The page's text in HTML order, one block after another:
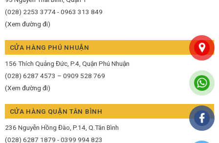
(028) 2253 3774 - 0963 313 849
(Xem đường đi)
CỬA HÀNG PHÚ NHUẬN
156 Thích Quảng Đức, P.4, Quận Phú Nhuận
(028) 6287 4573 – 0909 528 769
(Xem đường đi)
CỬA HÀNG QUẬN TÂN BÌNH
236 Nguyễn Hồng Đào, P.14, Q.Tân Bình
(028) 6287 1879 - 0399 994 823